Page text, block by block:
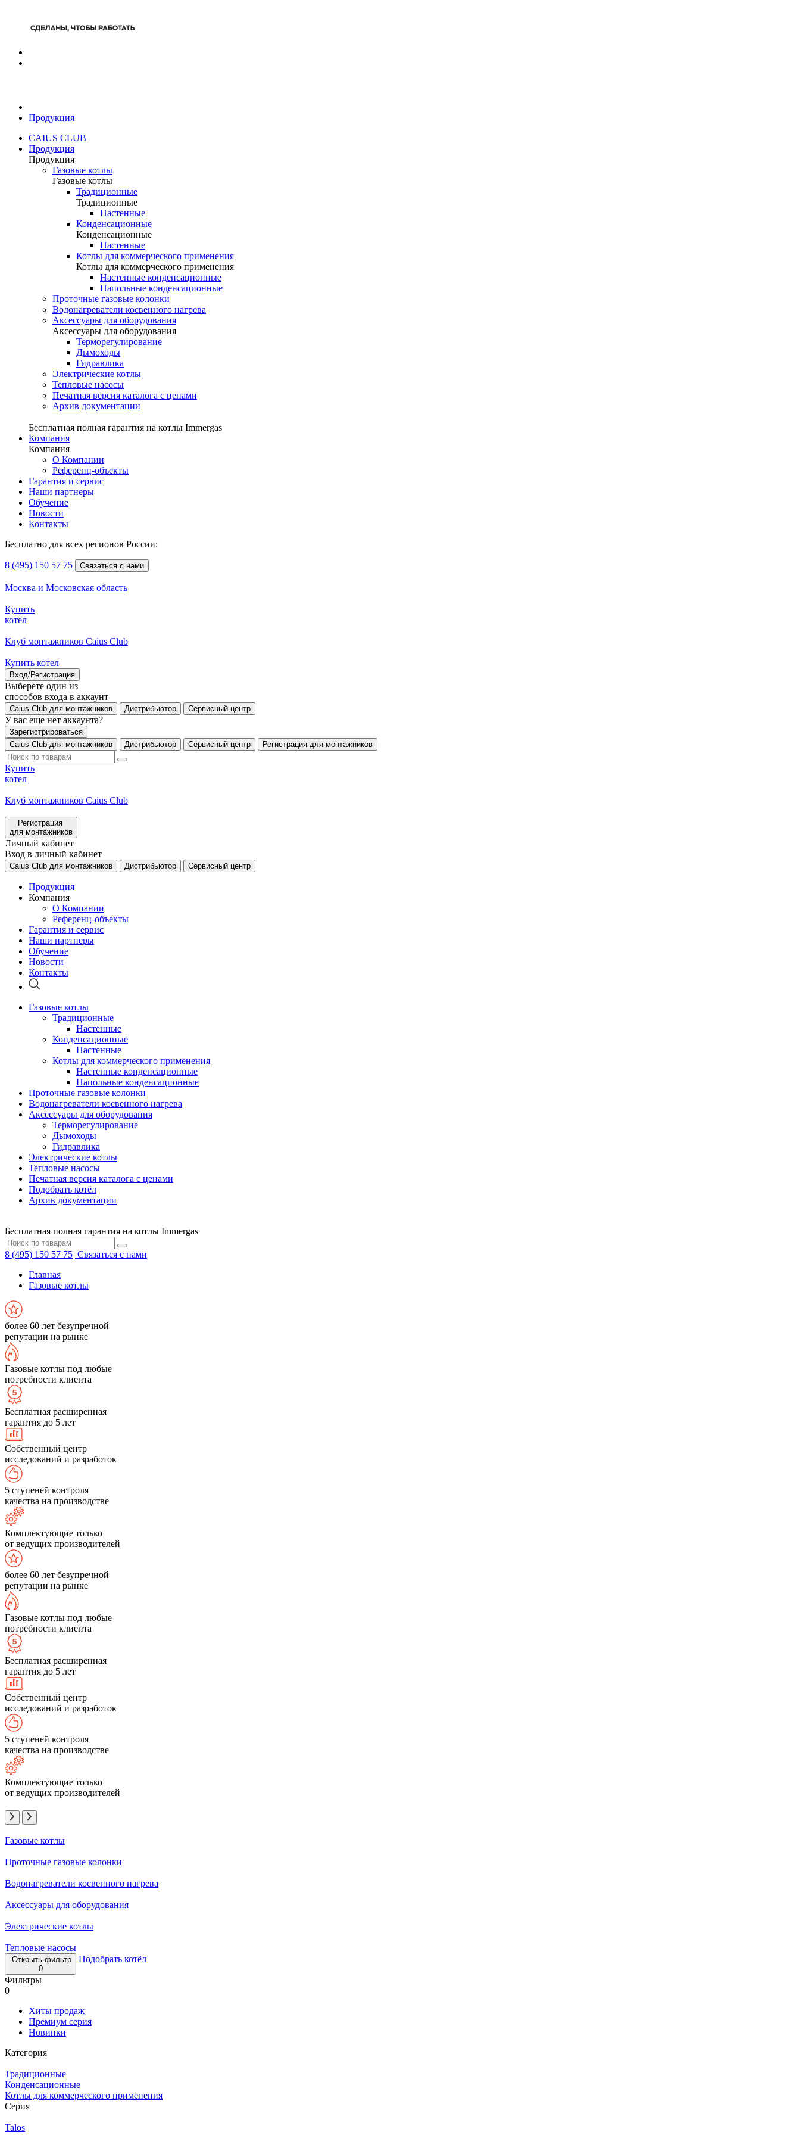
Продукция
CAIUS CLUB
Продукция
Продукция
Газовые котлы
Газовые котлы
Традиционные
Традиционные
Настенные
Конденсационные
Конденсационные
Настенные
Котлы для коммерческого применения
Котлы для коммерческого применения
Настенные конденсационные
Напольные конденсационные
Проточные газовые колонки
Водонагреватели косвенного нагрева
Аксессуары для оборудования
Аксессуары для оборудования
Терморегулирование
Дымоходы
Гидравлика
Электрические котлы
Тепловые насосы
Печатная версия каталога с ценами
Архив документации
Бесплатная полная гарантия на котлы Immergas
Компания
Компания
О Компании
Референц-объекты
Гарантия и сервис
Наши партнеры
Обучение
Новости
Контакты
Бесплатно для всех регионов России:
8 (495) 150 57 75 Связаться с нами
Москва и Московская область
Купить
котел
Клуб монтажников Caius Club
Купить котел
Вход/Регистрация
Выберете один из
способов входа в аккаунт
Caius Club для монтажников Дистрибьютор Сервисный центр
У вас еще нет аккаунта?
Зарегистрироваться
Caius Club для монтажников
Дистрибьютор Сервисный центр Регистрация для монтажников
Купить
котел
Клуб монтажников Caius Club
Регистрация
для монтажников
Личный кабинет
Вход в личный кабинет
Caius Club для монтажников Дистрибьютор Сервисный центр
Продукция
Компания
О Компании
Референц-объекты
Гарантия и сервис
Наши партнеры
Обучение
Новости
Контакты
Газовые котлы
Традиционные
Настенные
Конденсационные
Настенные
Котлы для коммерческого применения
Настенные конденсационные
Напольные конденсационные
Проточные газовые колонки
Водонагреватели косвенного нагрева
Аксессуары для оборудования
Терморегулирование
Дымоходы
Гидравлика
Электрические котлы
Тепловые насосы
Печатная версия каталога с ценами
Подобрать котёл
Архив документации
Бесплатная полная гарантия на котлы Immergas
8 (495) 150 57 75 Связаться с нами
Главная
Газовые котлы
более 60 лет безупречной
репутации на рынке
Газовые котлы под любые
потребности клиента
Бесплатная расширенная
гарантия до 5 лет
Собственный центр
исследований и разработок
5 ступеней контроля
качества на производстве
Комплектующие только
от ведущих производителей
более 60 лет безупречной
репутации на рынке
Газовые котлы под любые
потребности клиента
Бесплатная расширенная
гарантия до 5 лет
Собственный центр
исследований и разработок
5 ступеней контроля
качества на производстве
Комплектующие только
от ведущих производителей
Газовые котлы
Проточные газовые колонки
Водонагреватели косвенного нагрева
Аксессуары для оборудования
Электрические котлы
Тепловые насосы
Открыть фильтр
0
Подобрать котёл
Фильтры
0
Хиты продаж
Премиум серия
Новинки
Категория
Традиционные
Конденсационные
Котлы для коммерческого применения
Серия
Talos